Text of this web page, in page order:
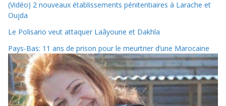
(Vidéo) 2 nouveaux établissements pénitentiaires à Larache et
Oujda
Le Polisario veut attaquer Laâyoune et Dakhla
Pays-Bas: 11 ans de prison pour le meurtrier d’une Marocaine